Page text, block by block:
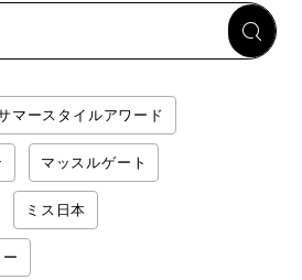
マースタイルアワード
マッスルゲート
ミス日本